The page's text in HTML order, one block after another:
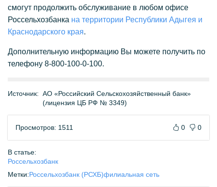
смогут продолжить обслуживание в любом офисе
Россельхозбанка на территории Республики Адыгея и
Краснодарского края.
Дополнительную информацию Вы можете получить по
телефону 8-800-100-0-100.
Источник: АО «Российский Сельскохозяйственный банк»
(лицензия ЦБ РФ № 3349)
Просмотров: 1511 0 0
В статье:
Россельхозбанк
Метки:Россельхозбанк (РСХБ)филиальная сеть